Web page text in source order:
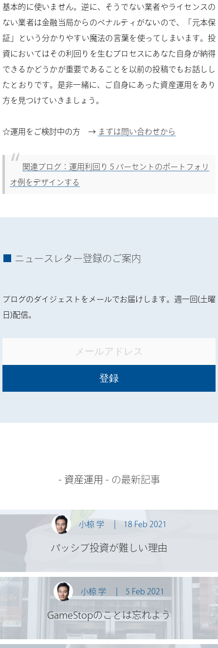
基本的に使いません。逆に、そうでない業者やライセンスの
ない業者は金融当局からのペナルティがないので、「元本保
証」という分かりやすい魔法の言葉を使ってしまいます。投
資においてはその利回りを生むプロセスにあなた自身が納得
できるかどうかが重要であることを以前の投稿でもお話しし
たとおりです。是非一緒に、ご自身にあった資産運用をあり
方を見つけていきましょう。
☆運用をご検討中の方 → まずは問い合わせから
関連ブログ：運用利回り５パーセントのポートフォリ
オ例をデザインする
ニュースレター登録のご案内
ブログのダイジェストをメールでお届けします。週一回(土曜
日)配信。
- 資産運用 - の最新記事
小椋 学 18 Feb 2021
パッシブ投資が難しい理由
小椋 学 5 Feb 2021
GameStopのことは忘れよう